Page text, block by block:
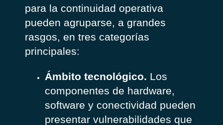
para la continuidad operativa
pueden agruparse, a grandes
rasgos, en tres categorías
principales:
Ámbito tecnológico. Los
componentes de hardware,
software y conectividad pueden
presentar vulnerabilidades que